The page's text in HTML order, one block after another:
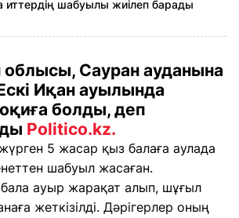
иттердің шабуылы жиілеп барады
облысы, Сауран ауданына
Иқан ауылында
болды, деп
Politico.kz.
5 жасар қыз балаға аулада
шабуыл жасаған.
ауыр жарақат алып, шұғыл
жеткізілді. Дәрігерлер оның